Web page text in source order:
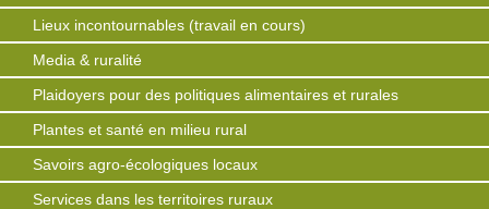
Lieux incontournables (travail en cours)
Media & ruralité
Plaidoyers pour des politiques alimentaires et rurales
Plantes et santé en milieu rural
Savoirs agro-écologiques locaux
Services dans les territoires ruraux